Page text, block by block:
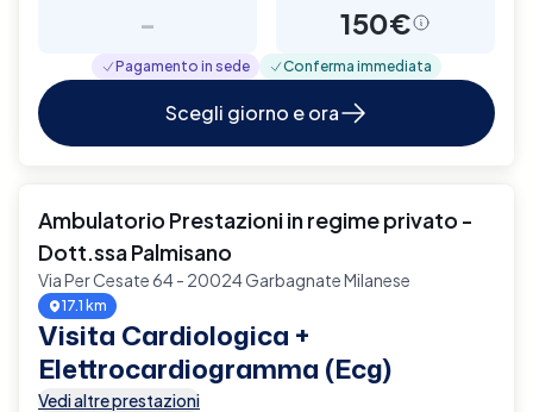
- 150€
Pagamento in sede Conferma immediata
Scegli giorno e ora
Ambulatorio Prestazioni in regime privato -
Dott.ssa Palmisano
Via Per Cesate 64 - 20024 Garbagnate Milanese
17.1 km
Visita Cardiologica +
Elettrocardiogramma (Ecg)
Vedi altre prestazioni